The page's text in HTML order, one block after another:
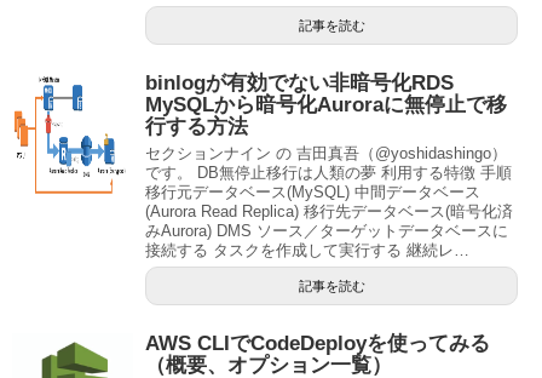
記事を読む
binlogが有効でない非暗号化RDS
MySQLから暗号化Auroraに無停止で移
行する方法
セクションナイン の 吉田真吾（@yoshidashingo）
です。 DB無停止移行は人類の夢 利用する特徴 手順
移行元データベース(MySQL) 中間データベース
(Aurora Read Replica) 移行先データベース(暗号化済
みAurora) DMS ソース／ターゲットデータベースに
接続する タスクを作成して実行する 継続レ…
記事を読む
AWS CLIでCodeDeployを使ってみる
（概要、オプション一覧）